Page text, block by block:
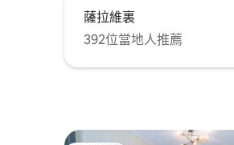
薩拉維裏
392位當地人推薦